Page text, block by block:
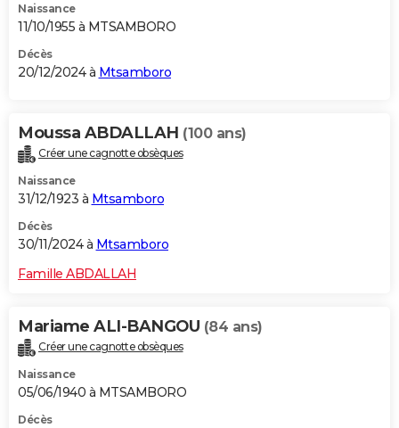
Naissance
11/10/1955 à MTSAMBORO
Décès
20/12/2024 à Mtsamboro
Moussa ABDALLAH (100 ans)
Créer une cagnotte obsèques
Naissance
31/12/1923 à Mtsamboro
Décès
30/11/2024 à Mtsamboro
Famille ABDALLAH
Mariame ALI-BANGOU (84 ans)
Créer une cagnotte obsèques
Naissance
05/06/1940 à MTSAMBORO
Décès